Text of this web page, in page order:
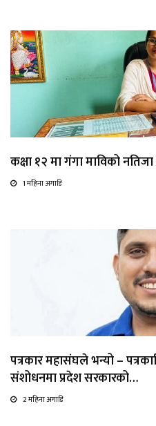
कक्षा १२ मा गंगा माविको नतिजा
1 महिना अगाडि
पत्रकार महासंघले भन्यो –
संशोधनमा प्रदेश सरकारको…
2 महिना अगाडि